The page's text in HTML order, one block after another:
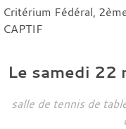
Critérium Fédéral,
CAPTIF
Le samedi 22
salle de tennis de